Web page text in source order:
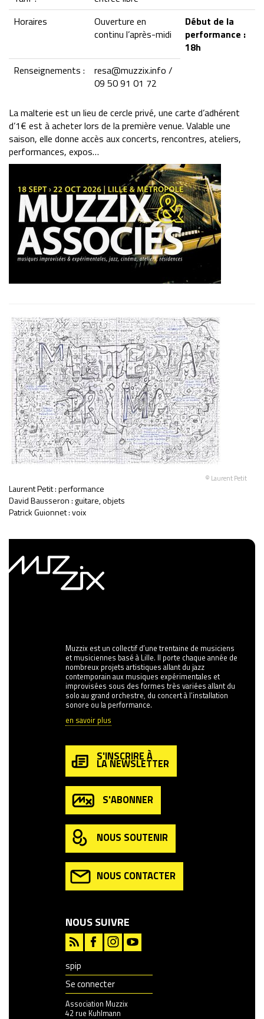
Horaires
Ouverture en
continu l’après-midi
Début de la
performance :
18h
Renseignements :
resa@muzzix.info /
09 50 91 01 72
La malterie est un lieu de cercle privé, une carte d’adhérent
d’1€ est à acheter lors de la première venue. Valable une
saison, elle donne accès aux concerts, rencontres, ateliers,
performances, expos…
© Laurent Petit
Laurent Petit : performance
David Bausseron : guitare, objets
Patrick Guionnet : voix
Muzzix est un collectif d’une trentaine de musiciens
et musiciennes basé à Lille. Il porte chaque année de
nombreux projets artistiques allant du jazz
contemporain aux musiques expérimentales et
improvisées sous des formes très variées allant du
solo au grand orchestre, du concert à l’installation
sonore ou la performance.
en savoir plus
S'INSCRIRE À
LA NEWSLETTER
S'ABONNER
NOUS SOUTENIR
NOUS CONTACTER
NOUS SUIVRE
spip
Se connecter
Association Muzzix
42 rue Kuhlmann